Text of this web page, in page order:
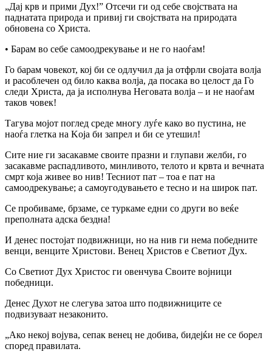
„Дај крв и прими Дух!” Отсечи ги од себе својствата на
паднатата природа и привиј ги својствата на природата
обновена co Христа.
• Барам во себе самоодрекување и не го наоѓам!
Го барам човекот, кој би се одлучил да ја отфрли својата волја
и расоблечен од било каква волја, да посака во целост да Го
следи Христа, да ја исполнува Неговата волја – и не наоѓам
таков човек!
Тагува мојот поглед среде многу луѓе како во пустина, не
наоѓа глетка на Kojа би запрел и би се утешил!
Сите ние ги засакавме своите празни и глупави желби, го
засакавме распадливото, минливото, телото и крвта и вечната
смрт којa живее во нив! Тесниот пат – тоа е пат на
самоодрекување; а самоугодувањето е тесно и на широк пат.
Се пробиваме, брзаме, се туркаме едни co други во веќе
преполната адска бездна!
И денес постојат подвижници, но на нив ги нема победните
венци, венците Христови. Венец Христов е Светиот Дух.
Co Светиот Дух Христос ги овенчува Своите војници
победници.
Денес Духот не слегува затоа што подвижниците се
подвизуваат незаконито.
„Ако некој војува, сепак венец не добива, бидејќи не се борел
според правилата.